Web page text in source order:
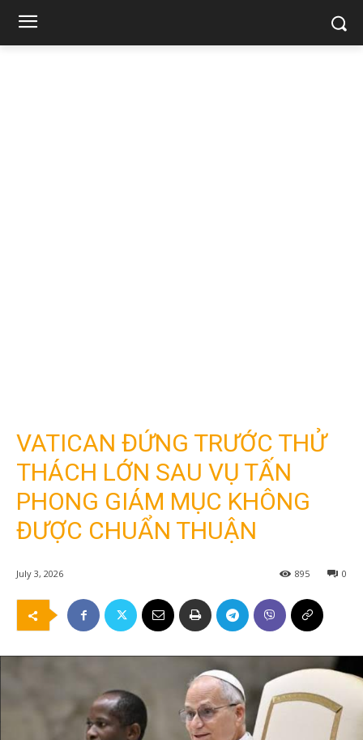
VATICAN ĐỨNG TRƯỚC THỬ
THÁCH LỚN SAU VỤ TẤN
PHONG GIÁM MỤC KHÔNG
ĐƯỢC CHUẨN THUẬN
July 3, 2026 0
895